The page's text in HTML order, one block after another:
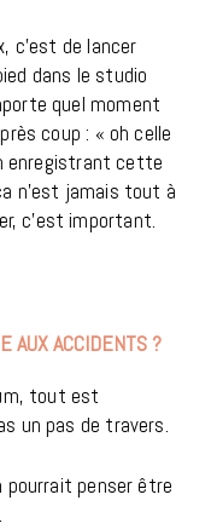
c’est de lancer
dans le studio
quel moment
coup : « oh celle
enregistrant cette
n’est jamais tout à
c’est important.
AUX ACCIDENTS ?
tout est
un pas de travers.
pourrait penser être